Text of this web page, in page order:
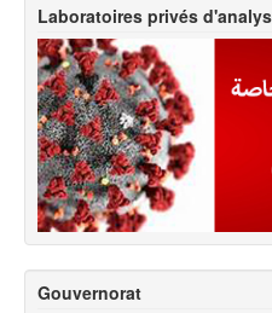
Laboratoires privés
Gouvernorat